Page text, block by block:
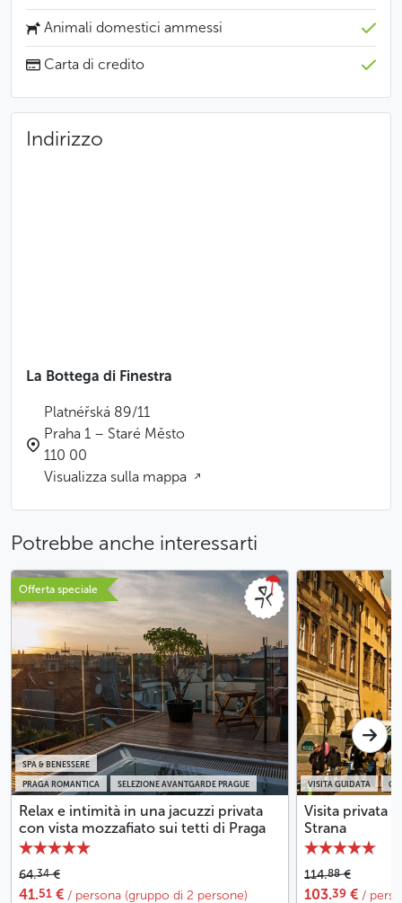
Animali domestici ammessi
Carta di credito
Indirizzo
La Bottega di Finestra
Platnéřská 89/11
Praha 1 – Staré Město
110 00
Visualizza sulla mappa
Potrebbe anche interessarti
Offerta speciale
PRAGA ROMANTICA SELEZIONE AVANTGARDE PRAGUE
SPA & BENESSERE
Relax e intimità in una jacuzzi privata
con vista mozzafiato sui tetti di Praga
64.34€
41.51 € / persona (gruppo di 2 persone)
VISITA GUIDATA
Visita privata
Strana
114.88€
103.39 € /